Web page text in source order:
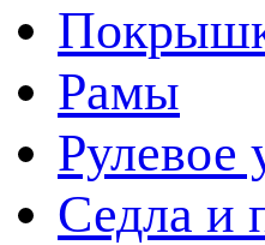
Рамы
Рулевое
Седла и